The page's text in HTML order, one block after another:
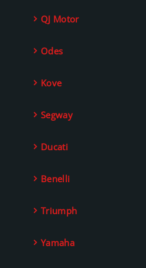
QJ Motor
Odes
Kove
Segway
Ducati
Benelli
Triumph
Yamaha